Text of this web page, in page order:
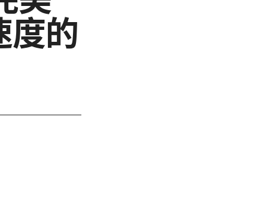
度的